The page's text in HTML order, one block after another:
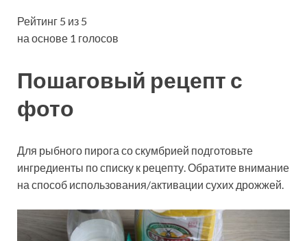
Рейтинг 5 из 5
на основе 1 голосов
Пошаговый рецепт с
фото
Для рыбного пирога со скумбрией подготовьте
ингредиенты по списку к рецепту. Обратите внимание
на способ использования/активации сухих дрожжей.